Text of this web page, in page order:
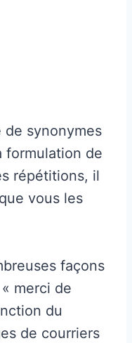
de synonymes
formulation de
répétitions, il
vous les
façons
merci de
du
de courriers